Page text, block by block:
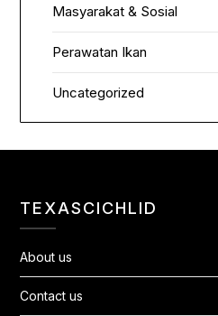
Masyarakat & Sosial
Perawatan Ikan
Uncategorized
TEXASCICHLID
About us
Contact us